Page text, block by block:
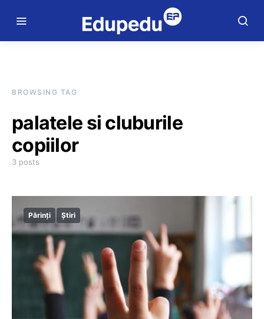
BROWSING TAG
palatele si cluburile
copiilor
3 posts
Părinți Știri